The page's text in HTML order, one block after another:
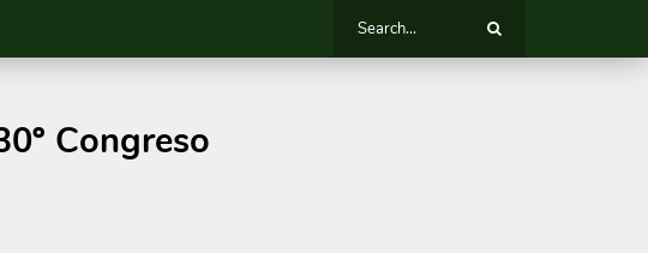
Congreso